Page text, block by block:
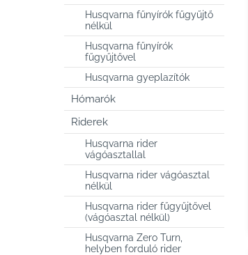
Husqvarna fűnyírók fűgyűjtő
nélkül
Husqvarna fűnyírók
fűgyűjtővel
Husqvarna gyeplazítók
Hómarók
Riderek
Husqvarna rider
vágóasztallal
Husqvarna rider vágóasztal
nélkül
Husqvarna rider fűgyűjtővel
(vágóasztal nélkül)
Husqvarna Zero Turn,
helyben forduló rider